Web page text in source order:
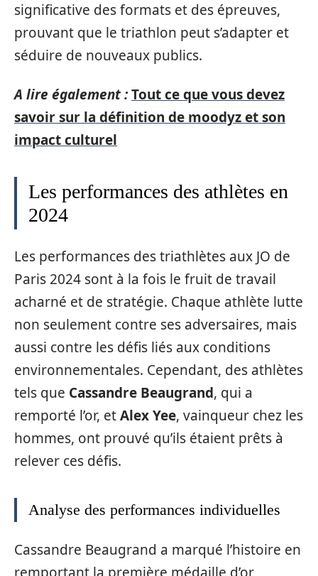
significative des formats et des épreuves,
prouvant que le triathlon peut s’adapter et
séduire de nouveaux publics.
A lire également :Tout ce que vous devez
savoir sur la définition de moodyz et son
impact culturel
Les performances des athlètes en
2024
Les performances des triathlètes aux JO de
Paris 2024 sont à la fois le fruit de travail
acharné et de stratégie. Chaque athlète lutte
non seulement contre ses adversaires, mais
aussi contre les défis liés aux conditions
environnementales. Cependant, des athlètes
tels que Cassandre Beaugrand, qui a
remporté l’or, etAlex Yee, vainqueur chez les
hommes, ont prouvé qu’ils étaient prêts à
relever ces défis.
Analyse des performances individuelles
Cassandre Beaugrand a marqué l’histoire en
remportant la première médaille d’or